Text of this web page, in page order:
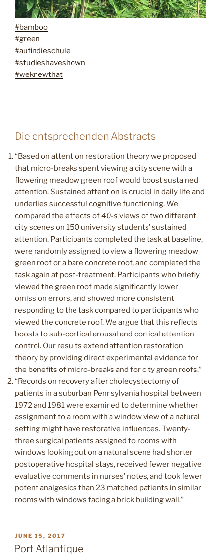
#bamboo
#green
#aufindieschule
#studieshaveshown
#weknewthat
Die entsprechenden Abstracts
“Based on attention restoration theory we proposed
that micro-breaks spent viewing a city scene with a
flowering meadow green roof would boost sustained
attention. Sustained attention is crucial in daily life and
underlies successful cognitive functioning. We
compared the effects of40-s views of two different
city scenes on 150 university students’ sustained
attention. Participants completed the task at baseline,
were randomly assigned to view a flowering meadow
green roof or a bare concrete roof, and completed the
task again at post-treatment. Participants who briefly
viewed the green roof made significantly lower
omission errors, and showed more consistent
responding to the task compared to participants who
viewed the concrete roof. We argue that this reflects
boosts to sub-cortical arousal and cortical attention
control. Our results extend attention restoration
theory by providing direct experimental evidence for
the benefits of micro-breaks and for city green roofs.”
“Records on recovery after cholecystectomy of
patients in a suburban Pennsylvania hospital between
1972 and 1981 were examined to determine whether
assignment to a room with a window view of a natural
setting might have restorative influences. Twenty-
three surgical patients assigned to rooms with
windows looking out on a natural scene had shorter
postoperative hospital stays, received fewer negative
evaluative comments in nurses’ notes, and took fewer
potent analgesics than 23 matched patients in similar
rooms with windows facing a brick building wall.”
POSTED
ON
JUNE 15, 2017
Port Atlantique